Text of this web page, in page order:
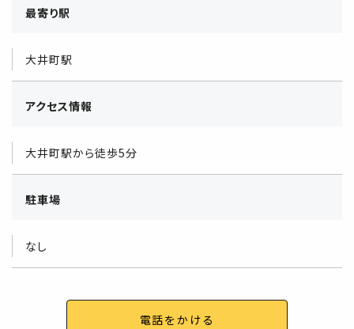
最寄り駅
大井町駅
アクセス情報
大井町駅から徒歩5分
駐車場
なし
電話をかける